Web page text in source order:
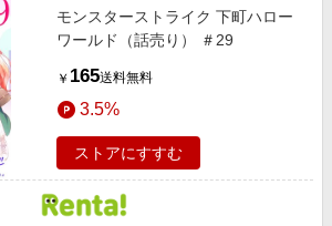
モンスターストライク 下町ハロー
ワールド（話売り） ＃29
￥ 165送料無料
3.5%
ストアにすすむ